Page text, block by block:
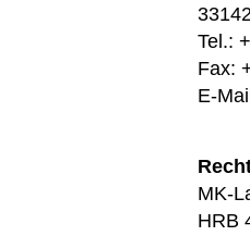
Tel.:
Fax:
E-
MK-
HRB